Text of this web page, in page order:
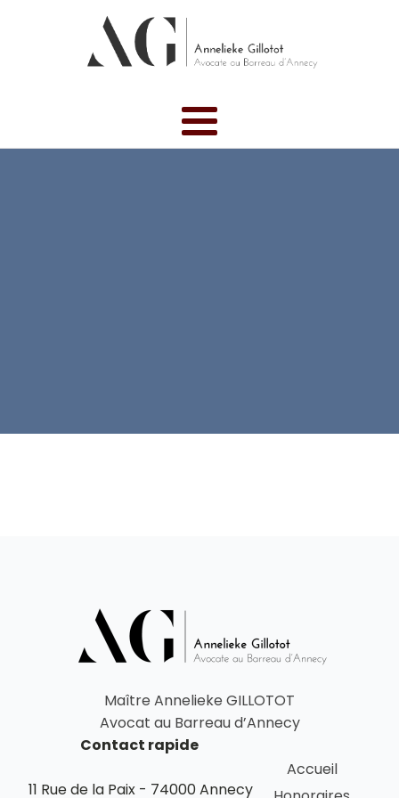
Maître Annelieke GILLOTOT
Avocat au Barreau d’Annecy
Contact rapide
11 Rue de la Paix - 74000 Annecy
Accueil